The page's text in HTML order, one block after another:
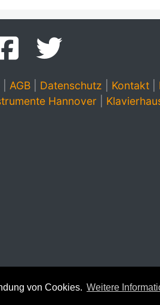
von Cookies. Weitere
AGB| Datenschutz Kontakt|
Hannover